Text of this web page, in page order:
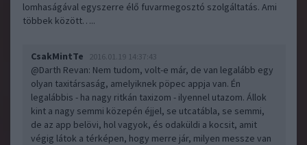
lomhaságával egyszerre élő fuvarmegosztó szolgáltatás. Ami
többek között…..
CsakMintTe 2016.01.19 14:37:43
@Darth Revan: Nem tudom, volt-e már, de van legalább egy
olyan taxitársaság, amelyiknek pöpec appja van. Én
legalábbis - ha nagy ritkán taxizom - ilyennel utazom. Állok
kint a nagy semmi közepén éjjel, se utcatábla, se semmi,
de az app belövi, hol vagyok, és odaküldi a kocsit, amit
végig látok a térképen, hogy merre jár, milyen messze van